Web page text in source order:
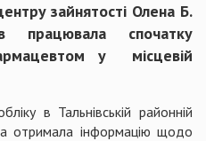
зайнятості Олена Б.
працювала спочатку
у місцевій
в Тальнівській районній
отримала інформацію щодо